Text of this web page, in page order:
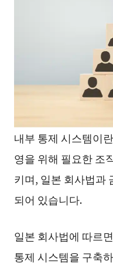
내부 통제 시스템이
영을 위해 필요한 조
키며, 일본 회사법과
되어 있습니다.
일본 회사법에 따르
통제 시스템을 구축